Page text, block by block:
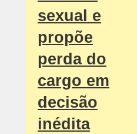
sexual e
propõe
perda do
cargo em
decisão
inédita